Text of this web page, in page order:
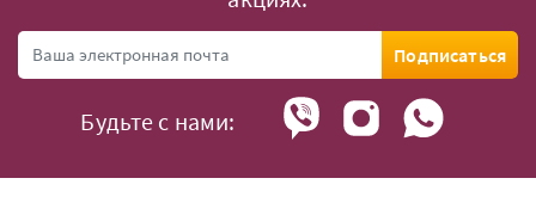
Подписаться
Будьте с нами: